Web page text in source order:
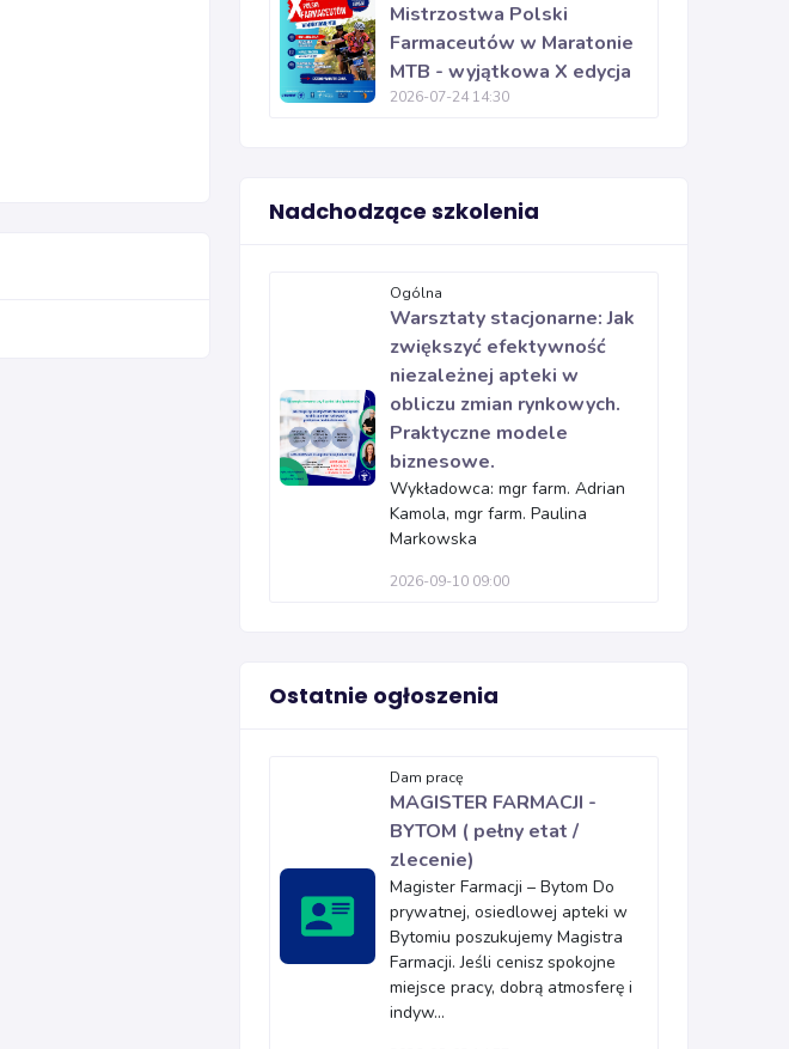
Mistrzostwa Polski
Farmaceutów w Maratonie
MTB - wyjątkowa X edycja
2026-07-24 14:30
Nadchodzące szkolenia
Ogólna
Warsztaty stacjonarne: Jak
zwiększyć efektywność
niezależnej apteki w
obliczu zmian rynkowych.
Praktyczne modele
biznesowe.
Wykładowca: mgr farm. Adrian
Kamola, mgr farm. Paulina
Markowska
2026-09-10 09:00
Ostatnie ogłoszenia
Dam pracę
MAGISTER FARMACJI -
BYTOM ( pełny etat /
zlecenie)
Magister Farmacji – Bytom Do
prywatnej, osiedlowej apteki w
Bytomiu poszukujemy Magistra
Farmacji. Jeśli cenisz spokojne
miejsce pracy, dobrą atmosferę i
indyw...